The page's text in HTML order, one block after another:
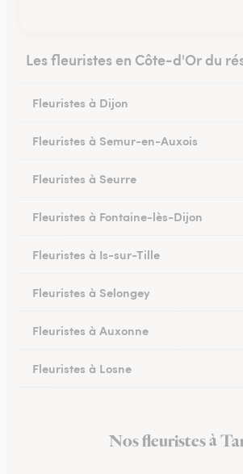
Les fleuristes en Côte-d'Or du
Fleuristes à Dijon
Fleuristes à Semur-en-Auxois
Fleuristes à Seurre
Fleuristes à Fontaine-lès-Dijon
Fleuristes à Is-sur-Tille
Fleuristes à Selongey
Fleuristes à Auxonne
Fleuristes à Losne
Fleuristes à MeursaultNos fleuristes à